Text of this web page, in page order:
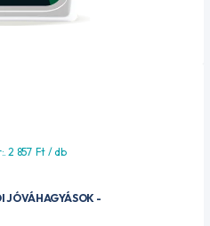
2 857 Ft/ db
JÓVÁHAGYÁSOK -